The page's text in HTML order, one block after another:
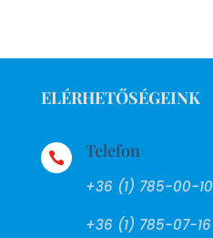
ELÉRHETŐSÉGEINK
 Telefon
+36 (1) 785-00-10
+36 (1) 785-07-16